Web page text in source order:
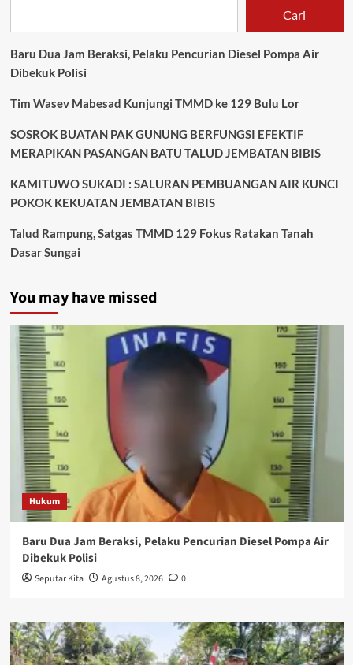
Cari
Baru Dua Jam Beraksi, Pelaku Pencurian Diesel Pompa Air
Dibekuk Polisi
Tim Wasev Mabesad Kunjungi TMMD ke 129 Bulu Lor
SOSROK BUATAN PAK GUNUNG BERFUNGSI EFEKTIF
MERAPIKAN PASANGAN BATU TALUD JEMBATAN BIBIS
KAMITUWO SUKADI : SALURAN PEMBUANGAN AIR KUNCI
POKOK KEKUATAN JEMBATAN BIBIS
Talud Rampung, Satgas TMMD 129 Fokus Ratakan Tanah
Dasar Sungai
You may have missed
Hukum
Baru Dua Jam Beraksi, Pelaku Pencurian Diesel Pompa Air
Dibekuk Polisi
Seputar Kita Agustus 8, 2026 0